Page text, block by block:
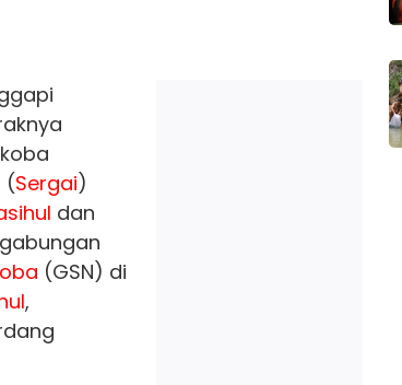
(Sergai)
dan
(GSN) di
,